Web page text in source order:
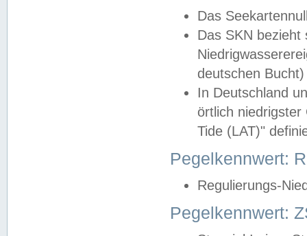
Das
Das SKN
deutschen
In Deutschland
örtlich
Tide (LAT)"
Pegelkennwert:
Regulierungs-
Pegelkennwert: